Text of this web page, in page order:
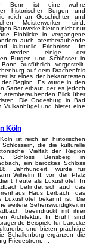
Bonn ist eine wahre
historischer Burgen und
reich an Geschichten und
Meisterwerken sind.
Bauwerke bieten nicht nur
Einblicke in vergangene
auch atemberaubende
kulturelle Erlebnisse. Im
werden einige der
Burgen und Schlösser in
ausführlich vorgestellt.
auf dem Drachenfels
ist eines der bekanntesten
der Region. Es wurde in den
Sarter erbaut, der es jedoch
atemberaubenden Blick über
Die Godesburg in Bad
Vulkanhügel und bietet eine
Köln
ist reich an historischen
die die kulturelle
Vielfalt der Region
Schloss Bensberg in
ein barockes Schloss
Jahrhundert, wurde für
Wilhelm II. von der Pfalz
heute als Luxushotel. In
befindet sich auch das
Haus Lerbach, das
Luxushotel bekannt ist. Die
weitere Sehenswürdigkeit in
beeindruckt mit ihrer
Architektur. In Brühl sind
Beispiele für barocke
und bieten prächtige
Schallenburg ergänzen die
Friedestrom, ...